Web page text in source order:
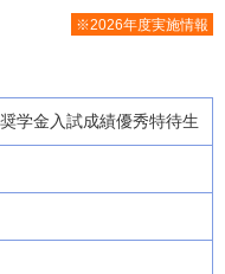
※2026年度実施情報
学金入試成績優秀特待生